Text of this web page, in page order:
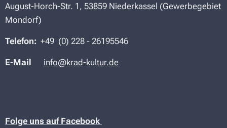
August-Horch-Str. 1, 53859 Niederkassel (Gewerbegebiet
Mondorf)
Telefon: +49 (0) 228 - 26195546
E-Mail info@krad-kultur.de
Folge uns auf Facebook